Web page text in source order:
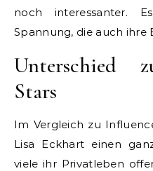
noch interessanter.
Spannung, die auch
Unterschied
Stars
Im Vergleich zu
Lisa Eckhart einen
viele ihr Privatleben